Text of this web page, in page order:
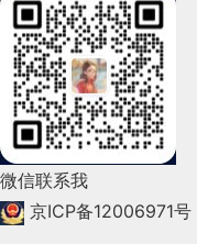
2022年3月(119)
2022年2月(53)
2022年1月(99)
2021年12月(105)
微信联系我
京ICP备12006971号